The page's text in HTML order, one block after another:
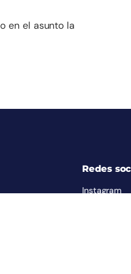
en el asunto la
Redes
Instagram